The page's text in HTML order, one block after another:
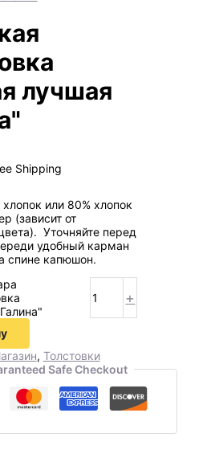
лучшая
Shipping
или 80% хлопок
(зависит от
Уточняйте перед
удобный карман
спине капюшон.
+
, Толстовки
Safe Checkout